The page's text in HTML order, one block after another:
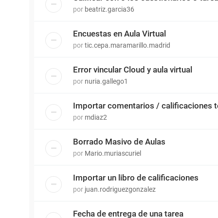
por beatriz.garcia36
Encuestas en Aula Virtual
portic.cepa.maramarillo.madrid
Error vincular Cloud y aula virtual
por nuria.gallego1
Importar comentarios / calificaciones
por mdiaz2
Borrado Masivo de Aulas
por Mario.muriascuriel
Importar un libro de calificaciones
por juan.rodriguezgonzalez
Fecha de entrega de una tarea